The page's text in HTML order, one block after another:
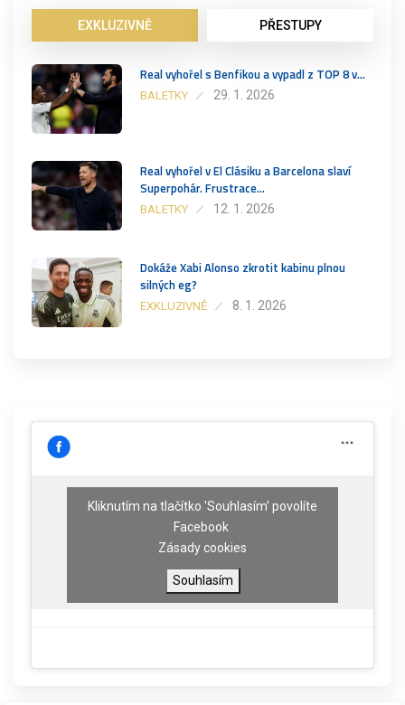
EXKLUZIVNĚ PŘESTUPY
Real vyhořel s Benfikou a vypadl z TOP 8 v…
BALETKY 29. 1. 2026
Real vyhořel v El Clásiku a Barcelona slaví
Superpohár. Frustrace…
BALETKY 12. 1. 2026
Dokáže Xabi Alonso zkrotit kabinu plnou
silných eg?
EXKLUZIVNĚ 8. 1. 2026
Kliknutím na tlačítko 'Souhlasím' povolíte
Facebook
Zásady cookies
Souhlasím